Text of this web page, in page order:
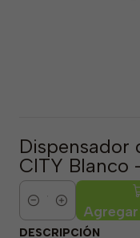
Dispensador
CITY Blanco
Cantidad
DESCRIPCIÓN